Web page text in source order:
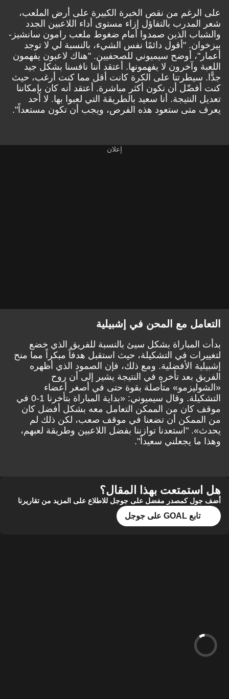
على الرغم من نقص الخبرة الكبيرة على أرض الملعب،
شعر المدرب بالتفاؤل إزاء مستوى أداء اللاعبين الجدد
والشباب الذين صمدوا أمام ضغوط ملعب رامون سانشيز-
بيزخوان. "أقول دائمًا نفس الشيء، بالنسبة لي لا توجد
أعمار"، أوضح سيميوني للصحفيين. "هناك لاعبون يفهمون
اللعبة وآخرون لا يفهمونها. أعتقد أننا نافسنا بشكل جيد
جدًّا. سيطرتنا على الكرة كانت أقل مما كنت أرغب، حيث
كنت أفضّل أن نكون أكثر مباشرة. أعتقد أنه كان بإمكاننا
تعديل النتيجة. أنا سعيد بالطريقة التي لعبوا بها. لا أحد
يعرف متى ستعود هذه الفرص، ويجب أن تكون مستعداً".
التعامل مع المحن في إشبيلية
بدأت المباراة بشكل سيئ بالنسبة للفريق الذي خضع
لتغييرات في التشكيلة، حيث استقبل هدفاً مبكراً مما منح
إشبيلية الأفضلية. ومع ذلك، فإن الصمود الذي أظهره
الفريق بعد تأخره في النتيجة يشير إلى أن روح
«الشوليزمو» متأصلة بقوة حتى في أصغر أعضاء
التشكيلة. وقال سيميوني: «بداية المباراة بتأخرنا 1-0 في
موقف كان من الممكن التعامل معه بشكل أفضل كان
من الممكن أن تضعنا في موقف صعب، لكن ذلك لم
يحدث». "استعدنا توازننا بفضل اللاعبين وطريقة لعبهم،
وهذا ما يجعلني سعيداً".
هل استمتعت بهذا المقال؟
أضف جول كمصدر مفضل على جوجل للاطلاع على المزيد من تقاريرنا
تابع GOAL على جوجل